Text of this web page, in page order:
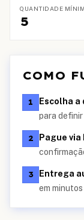
QUANTIDADE
5
COMO
1 Escolha
para
2 Pague via
3 Entrega
em